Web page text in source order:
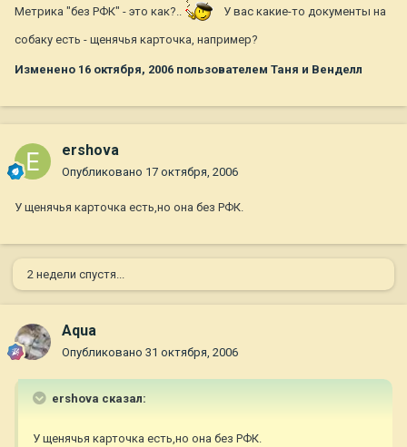
Метрика "без РФК" - это как?.. У вас какие-то документы на
собаку есть - щенячья карточка, например?
Изменено 16 октября, 2006 пользователем Таня и Венделл
ershova
Опубликовано 17 октября, 2006
У щенячья карточка есть,но она без РФК.
2 недели спустя...
Aqua
Опубликовано 31 октября, 2006
ershova сказал:
У щенячья карточка есть,но она без РФК.